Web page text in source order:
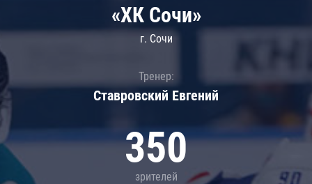
«ХК Сочи»
г. Сочи
Тренер:
Ставровский Евгений
350
зрителей